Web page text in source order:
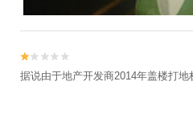


据说由于地产开发商2014年盖楼打